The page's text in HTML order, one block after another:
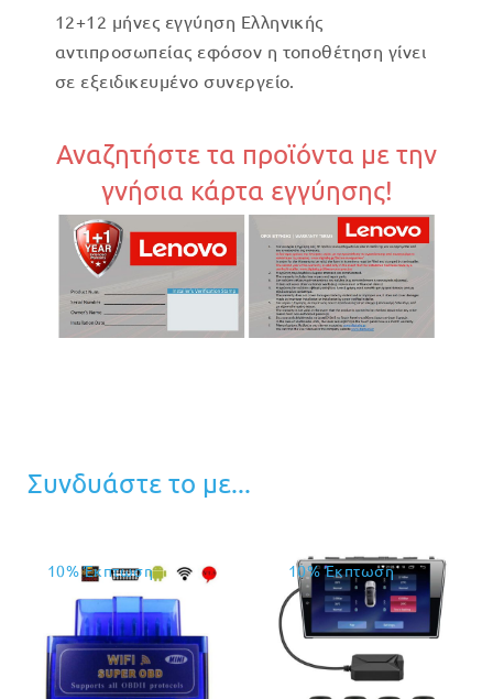
12+12 μήνες εγγύηση Ελληνικής
αντιπροσωπείας εφόσον η τοποθέτηση γίνει
σε εξειδικευμένο συνεργείο.
Αναζητήστε τα προϊόντα με την
γνήσια κάρτα εγγύησης!
Συνδυάστε το με...
10% Έκπτωση 10% Έκπτωση